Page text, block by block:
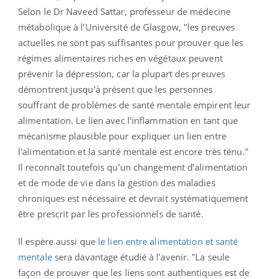
Selon le Dr Naveed Sattar, professeur de médecine
métabolique à l’Université de Glasgow, "les preuves
actuelles ne sont pas suffisantes pour prouver que les
régimes alimentaires riches en végétaux peuvent
prévenir la dépression, car la plupart des preuves
démontrent jusqu'à présent que les personnes
souffrant de problèmes de santé mentale empirent leur
alimentation. Le lien avec l'inflammation en tant que
mécanisme plausible pour expliquer un lien entre
l'alimentation et la santé mentale est encore très ténu."
Il reconnaît toutefois qu’un changement d’alimentation
et de mode de vie dans la gestion des maladies
chroniques est nécessaire et devrait systématiquement
être prescrit par les professionnels de santé.
Il espère aussi que le lien entre alimentation et santé
mentalesera davantage étudié à l’avenir. "La seule
façon de prouver que les liens sont authentiques est de